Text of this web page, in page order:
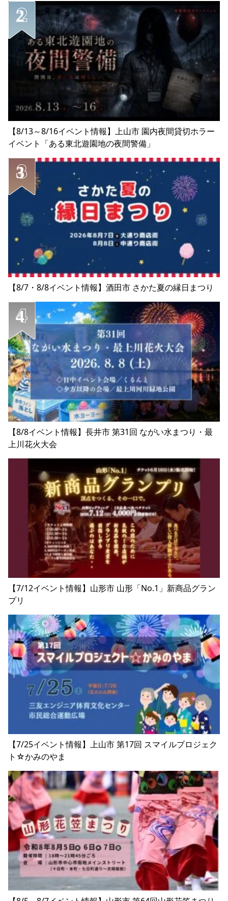
【8/13～8/16イベント情報】上山市 園内夜間貸切ホラー
イベント「ある東北遊園地の夜間警備」
【8/7・8/8イベント情報】酒田市 さかた夏の縁日まつり
【8/8イベント情報】長井市 第31回 ながい水まつり・最
上川花火大会
【7/12イベント情報】山形市 山形「No.1」新商品グラン
プリ
【7/25イベント情報】上山市 第17回 スマイルプロジェク
ト☆かみのやま